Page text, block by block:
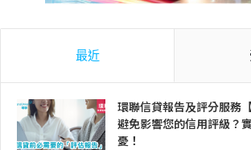
最近
環聯信貸報告及評分服務
避免影響您的信用評級？
憂！